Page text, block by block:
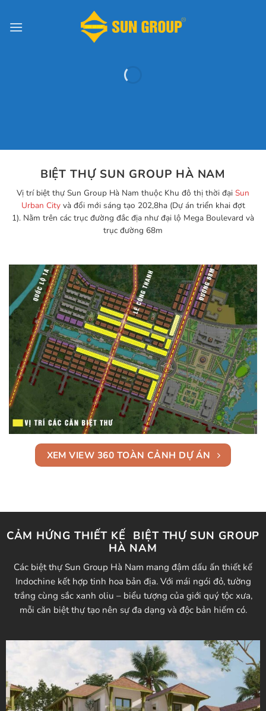
đến
BIỆT THỰ SUN GROUP HÀ NAM
Vị trí biệt thự Sun Group Hà Nam thuộc Khu đô thị thời đại Sun
Urban Cityvà đổi mới sáng tạo 202,8ha (Dự án triển khai đợt
1). Nằm trên các trục đường đắc địa như đại lộ Mega Boulevard và
trục đường 68m
XEM VIEW 360 TOÀN CẢNH DỰ ÁN
CẢM HỨNG THIẾT KẾ BIỆT THỰ SUN GROUP
HÀ NAM
Các biệt thự Sun Group Hà Nam mang đậm dấu ấn thiết kế
Indochine kết hợp tinh hoa bản địa. Với mái ngói đỏ, tường
trắng cùng sắc xanh oliu – biểu tượng của giới quý tộc xưa,
mỗi căn biệt thự tạo nên sự đa dạng và độc bản hiếm có.